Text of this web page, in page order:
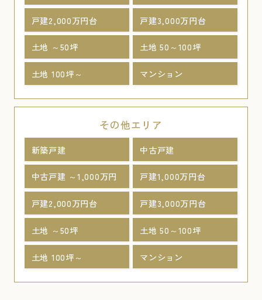
戸建2,000万円台 戸建3,000万円台
土地 ～50坪 土地 50～100坪
土地 100坪～ マンション
その他エリア
新築戸建 中古戸建
中古戸建 ～1,000万円 戸建1,000万円台
戸建2,000万円台 戸建3,000万円台
土地 ～50坪 土地 50～100坪
土地 100坪～ マンション